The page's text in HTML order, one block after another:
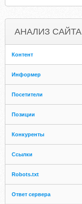
АНАЛИЗ САЙТА
Контент
Информер
Посетители
Позиции
Конкуренты
Ссылки
Robots.txt
Ответ сервера